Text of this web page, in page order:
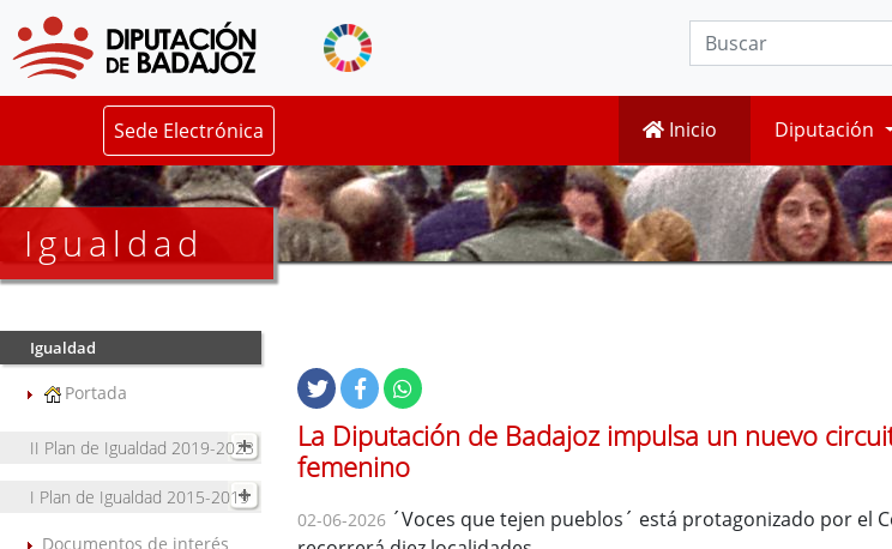
Sede Electrónica Inicio Diputación
Igualdad
Igualdad
Portada
II Plan de Igualdad 2019-2023
I Plan de Igualdad 2015-2019
Documentos de interés
La Diputación de Badajoz impulsa un nuevo
femenino
02-06-2026 ´Voces que tejen pueblos´ está protagonizado por el